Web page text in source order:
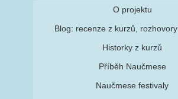
O projektu
Blog: recenze z kurzů,
Historky z kurzů
Příběh Naučmese
Naučmese festivaly